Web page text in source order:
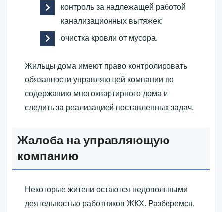
контроль за надлежащей работой
канализационных вытяжек;
очистка кровли от мусора.
Жильцы дома имеют право контролировать
обязанности управляющей компании по
содержанию многоквартирного дома и
следить за реализацией поставленных задач.
Жалоба на управляющую
компанию
Некоторые жители остаются недовольными
деятельностью работников ЖКХ. Разберемся,